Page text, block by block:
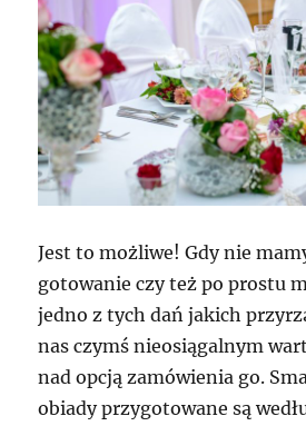
Jest to możliwe! Gdy nie
gotowanie czy też po prostu
jedno z tych dań jakich
nas czymś nieosiągalnym
nad opcją zamówienia go.
obiady przygotowane są